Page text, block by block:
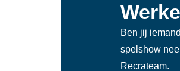
Ben jij
spelshow
Recrateam.